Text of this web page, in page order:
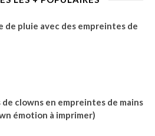
de pluie avec des empreintes de
de clowns en empreintes de mains
émotion à imprimer)